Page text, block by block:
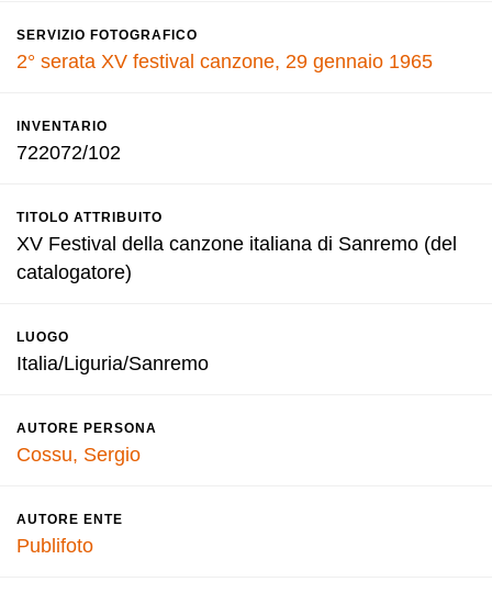
SERVIZIO FOTOGRAFICO
2° serata XV festival canzone, 29 gennaio 1965
INVENTARIO
722072/102
TITOLO ATTRIBUITO
XV Festival della canzone italiana di Sanremo (del
catalogatore)
LUOGO
Italia/Liguria/Sanremo
AUTORE PERSONA
Cossu, Sergio
AUTORE ENTE
Publifoto